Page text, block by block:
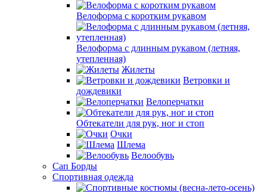
Велоформа с коротким рукавом
Велоформа с длинным рукавом (летняя,
утепленная)
Жилеты
Ветровки и
дождевики
Велоперчатки
Обтекатели для рук, ног и стоп
Очки
Шлема
Велообувь
Сап Борды
Спортивная одежда